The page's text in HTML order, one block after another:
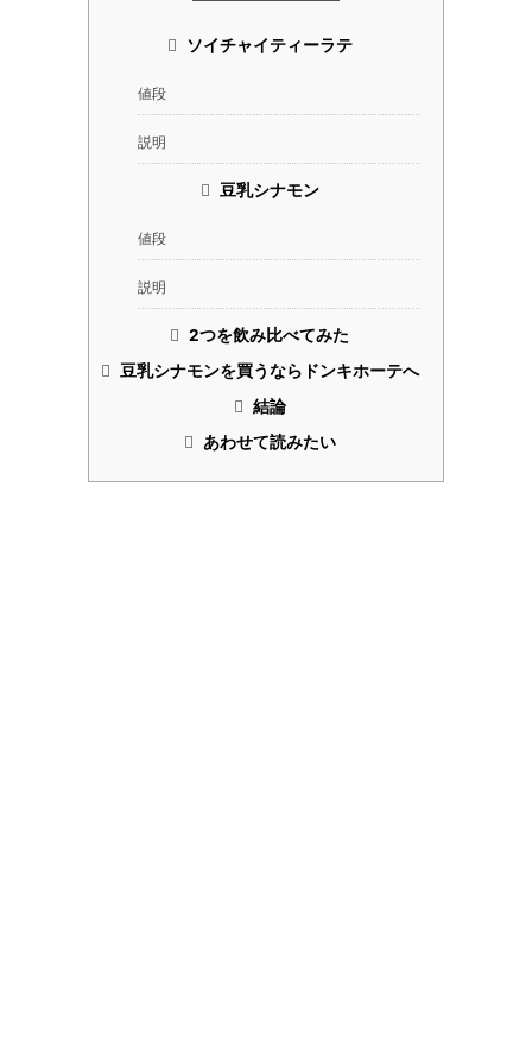
ソイチャイティーラテ
値段
説明
豆乳シナモン
値段
説明
2つを飲み比べてみた
豆乳シナモンを買うならドンキホーテへ
結論
あわせて読みたい